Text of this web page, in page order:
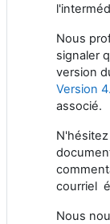
Nous
signaler
version
Version
associé.
courriel
Nous